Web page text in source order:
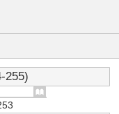
255)